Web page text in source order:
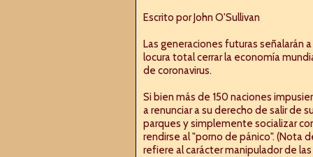
Escrito por John O'Sullivan
Las generaciones futuras señalarán
locura total cerrar la economía
de coronavirus.
Si bien más de 150 naciones
a renunciar a su derecho de salir de
parques y simplemente socializar
rendirse al "porno de pánico". (Nota
refiere al carácter manipulador de